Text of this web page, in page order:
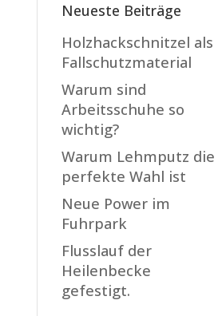
Neueste Beiträge
Holzhackschnitzel als
Fallschutzmaterial
Warum sind
Arbeitsschuhe so
wichtig?
Warum Lehmputz die
perfekte Wahl ist
Neue Power im
Fuhrpark
Flusslauf der
Heilenbecke
gefestigt.